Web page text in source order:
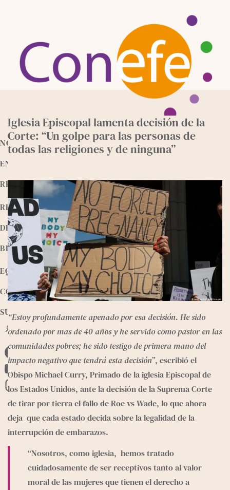
NOTICIAS
ENTREVISTAS
RECURSOS
RELEEMOS
DEVOCIONALES
BIBLIOTECA
EQUIPO
CONTACTO
SUMATE
Iglesia Episcopal lamenta decisión de la
Corte: “Un golpe para las personas de
todas las religiones y de ninguna”
“Estoy profundamente apenado por esa decisión. He sido
ordenado por mas de 40 años y he servido como pastor en las
comunidades pobres; he sido testigo de primera mano del
impacto negativo que tendrá esta decisión”, escribió el
Obispo Michael Curry, Primado de la iglesia Episcopal de
los Estados Unidos, ante la decisión de la Suprema Corte
de tirar por tierra el fallo de Roe vs Wade, lo que ahora
deja  que cada estado decida sobre la legalidad de la
interrupción de embarazos.
“Nosotros, como iglesia,  hemos tratado
cuidadosamente de ser receptivos tanto al valor
moral de las mujeres que tienen el derecho a